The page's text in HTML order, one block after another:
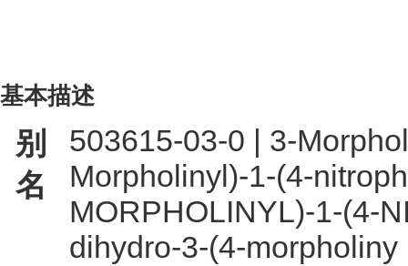
基本描述
别
名
503615-03-0 | 3-
Morpholinyl)-1-(4-
MORPHOLINYL)-1-(4-
dihydro-3-(4-morpholiny